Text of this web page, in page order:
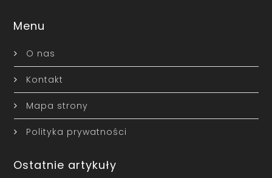
Menu
O nas
Kontakt
Mapa strony
Polityka prywatności
Ostatnie artykuły